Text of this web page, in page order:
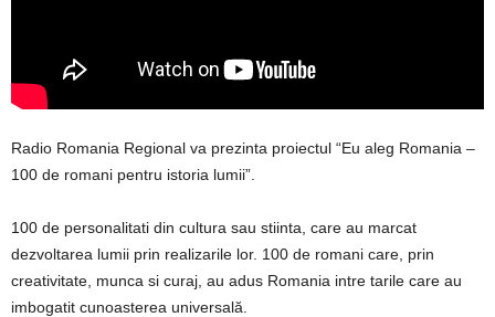
Radio Romania Regional va prezinta proiectul “Eu aleg Romania –
100 de romani pentru istoria lumii”.
100 de personalitati din cultura sau stiinta, care au marcat
dezvoltarea lumii prin realizarile lor. 100 de romani care, prin
creativitate, munca si curaj, au adus Romania intre tarile care au
imbogatit cunoasterea universală.